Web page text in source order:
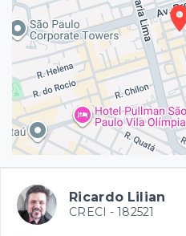
Ricardo Lilian
CRECI - 182521